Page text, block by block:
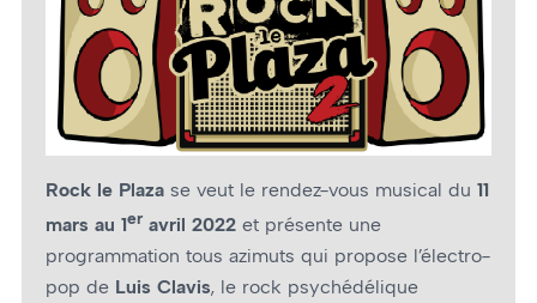
Rock le Plaza se veut le rendez-vous musical du 11
mars au 1er avril 2022 et présente une
programmation tous azimuts qui propose l’électro-
pop de Luis Clavis, le rock psychédélique